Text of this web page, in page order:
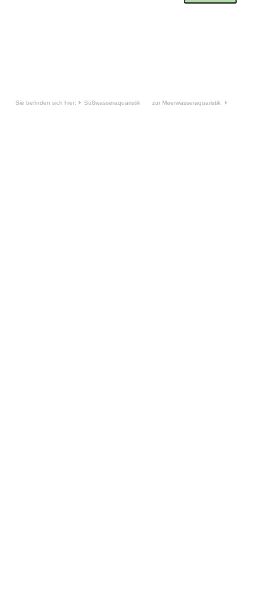
Sie befinden sich hier: Süßwasseraquaristik zur Meerwasseraquaristik